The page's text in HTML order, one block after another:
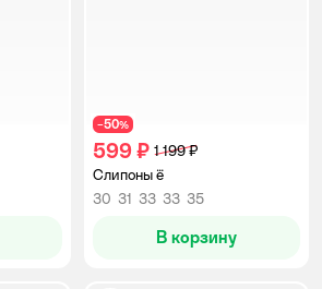
−50%
599 ₽ 1 199 ₽
Слипоны ё
30 31 33 33 35
В корзину